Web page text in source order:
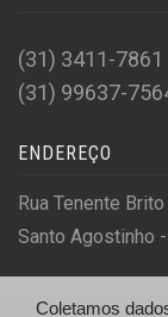
(31) 3411-7861
(31) 99637-
ENDEREÇO
Rua Tenente
Santo Agostinho
Coletamos